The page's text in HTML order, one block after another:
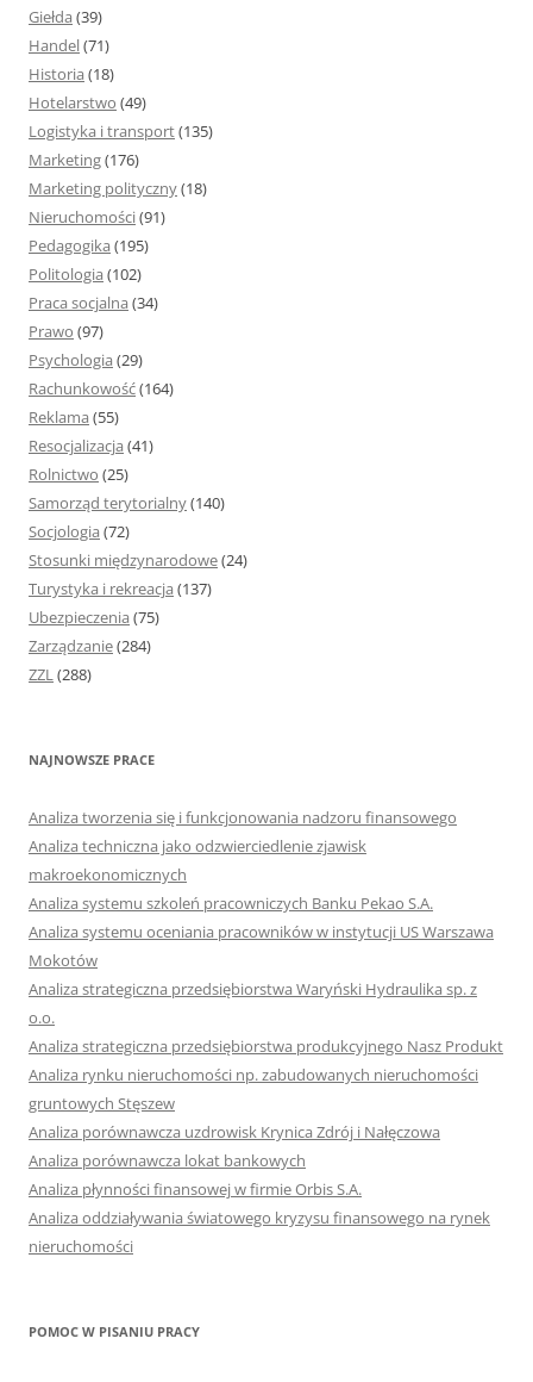
Giełda (39)
Handel(71)
Historia (18)
Hotelarstwo (49)
Logistyka i transport(135)
Marketing(176)
Marketing polityczny(18)
Nieruchomości(91)
Pedagogika (195)
Politologia (102)
Praca socjalna (34)
Prawo (97)
Psychologia (29)
Rachunkowość(164)
Reklama (55)
Resocjalizacja (41)
Rolnictwo (25)
Samorząd terytorialny(140)
Socjologia (72)
Stosunki międzynarodowe(24)
Turystyka i rekreacja (137)
Ubezpieczenia (75)
Zarządzanie(284)
ZZL(288)
NAJNOWSZE PRACE
Analiza tworzenia się i funkcjonowania nadzoru finansowego
Analiza techniczna jako odzwierciedlenie zjawisk
makroekonomicznych
Analiza systemu szkoleń pracowniczych Banku Pekao S.A.
Analiza systemu oceniania pracowników w instytucji US Warszawa
Mokotów
Analiza strategiczna przedsiębiorstwa Waryński Hydraulika sp. z
o.o.
Analiza strategiczna przedsiębiorstwa produkcyjnego Nasz Produkt
Analiza rynku nieruchomości np. zabudowanych nieruchomości
gruntowych Stęszew
Analiza porównawcza uzdrowisk Krynica Zdrój i Nałęczowa
Analiza porównawcza lokat bankowych
Analiza płynności finansowej w firmie Orbis S.A.
Analiza oddziaływania światowego kryzysu finansowego na rynek
nieruchomości
POMOC W PISANIU PRACY